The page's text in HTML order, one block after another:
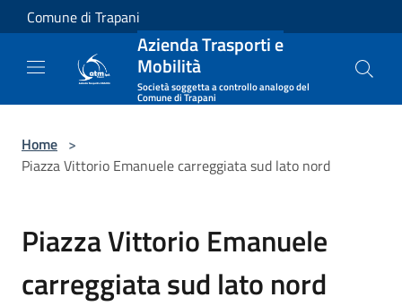
Salta al contenuto principale
Comune di Trapani
Azienda Trasporti e
Mobilità
Società soggetta a controllo analogo del
Comune di Trapani
Home >
Piazza Vittorio Emanuele carreggiata sud lato nord
Piazza Vittorio Emanuele
carreggiata sud lato nord